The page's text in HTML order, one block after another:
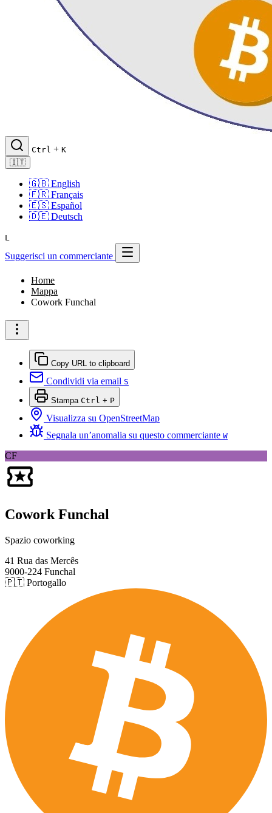
Ctrl + K
🇮🇹
🇬🇧 English
🇫🇷 Français
🇪🇸 Español
🇩🇪 Deutsch
L
Suggerisci un commerciante
Home
Mappa
Cowork Funchal
Copy URL to clipboard
Condividi via email S
Stampa Ctrl + P
Visualizza su OpenStreetMap
Segnala un’anomalia su questo commerciante W
CF
Cowork Funchal
Spazio coworking
41 Rua das Mercês
9000-224 Funchal
🇵🇹 Portogallo